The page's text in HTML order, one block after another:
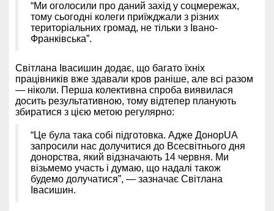
“Ми оголосили про даний захід у соцмережах,
тому сьогодні колеги приїжджали з різних
територіальних громад, не тільки з Івано-
Франківська”.
Світлана Івасишин додає, що багато їхніх
працівників вже здавали кров раніше, але всі разом
— ніколи. Перша колективна спроба виявилася
досить результативною, тому відтепер планують
збиратися з цією метою регулярно:
“Це була така собі підготовка. Адже ДонорUA
запросили нас долучитися до Всесвітнього дня
донорства, який відзначають 14 червня. Ми
візьмемо участь і думаю, що надалі також
будемо долучатися”, — зазначає Світлана
Івасишин.